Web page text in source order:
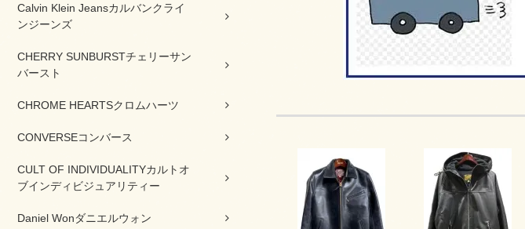
Calvin Klein Jeansカルバンクライ
ンジーンズ
CHERRY SUNBURSTチェリーサン
バースト
CHROME HEARTSクロムハーツ
CONVERSEコンバース
CULT OF INDIVIDUALITYカルトオ
ブインディビジュアリティー
Daniel Wonダニエルウォン